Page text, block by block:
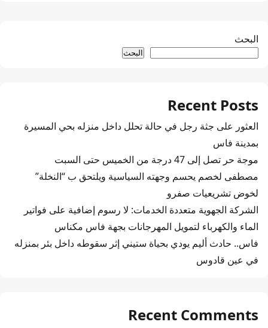
البحث
البحث
Recent Posts
العثور على جثة رجل في حالة تحلل داخل منزله بحي المسيرة
بمدينة فاس
موجة حر تصل إلى 47 درجة من الخميس حتى السبت
مصطفى لخصم يحسم وجهته السياسية ويلتحق ب “النخلة”
لخوض تشريعيات صفرو
الشركة الجهوية متعددة الخدمات: لا رسوم إضافية على فواتير
الماء والكهرباء لتمويل المهرجانات بجهة فاس مكناس
فاس.. حادث أليم يودي بحياة ستيني إثر سقوطه داخل بئر بمنزله
في عين قادوس
Recent Comments